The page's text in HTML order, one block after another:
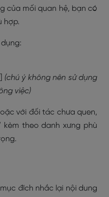
của mối quan hệ, bạn có
hợp.
(chú ý không nên sử dụng
việc)
với đối tác chưa quen,
kèm theo danh xưng phù
đích nhắc lại nội dung